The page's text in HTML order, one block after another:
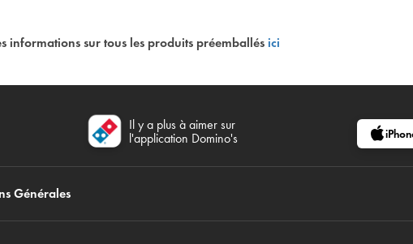
informations sur tous les produits préemballés ici
Il y a plus à aimer sur
l'application Domino's
Générales